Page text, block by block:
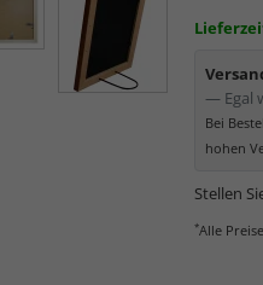
— Egal
Bei
hohen
Stellen
*Alle